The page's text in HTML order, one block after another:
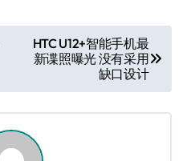
HTC U12+智能手机最
新谍照曝光 没有采用
缺口设计